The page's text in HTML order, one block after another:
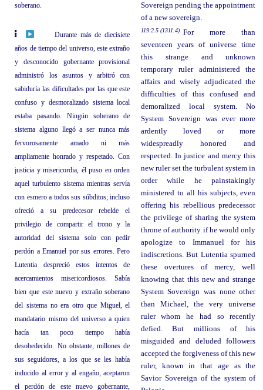
soberano.
Sovereign pending the appointment
of a new sovereign.
Durante más de diecisiete
años de tiempo del universo, este extraño
y desconocido gobernante provisional
administró los asuntos y arbitró con
sabiduría las dificultades por las que este
confuso y desmoralizado sistema local
estaba pasando. Ningún soberano de
sistema alguno llegó a ser nunca más
fervorosamente amado ni más
ampliamente honrado y respetado. Con
justicia y misericordia, él puso en orden
aquel turbulento sistema mientras servía
con esmero a todos sus súbditos; incluso
ofreció a su predecesor rebelde el
privilegio de compartir el trono y la
autoridad del sistema solo con pedir
perdón a Emanuel por sus errores. Pero
Lutentia despreció estos intentos de
acercamientos misericordiosos. Sabía
bien que este nuevo y extraño soberano
del sistema no era otro que Miguel, el
mandatario mismo del universo a quien
hacía tan poco tiempo había
desobedecido. No obstante, millones de
sus seguidores, a los que se les había
inducido al error y al engaño, aceptaron
el perdón de este nuevo gobernante,
119:2.5 (1311.4) For more than
seventeen years of universe time
this strange and unknown
temporary ruler administered the
affairs and wisely adjudicated the
difficulties of this confused and
demoralized local system. No
System Sovereign was ever more
ardently loved or more
widespreadly honored and
respected. In justice and mercy this
new ruler set the turbulent system in
order while he painstakingly
ministered to all his subjects, even
offering his rebellious predecessor
the privilege of sharing the system
throne of authority if he would only
apologize to Immanuel for his
indiscretions. But Lutentia spurned
these overtures of mercy, well
knowing that this new and strange
System Sovereign was none other
than Michael, the very universe
ruler whom he had so recently
defied. But millions of his
misguided and deluded followers
accepted the forgiveness of this new
ruler, known in that age as the
Savior Sovereign of the system of